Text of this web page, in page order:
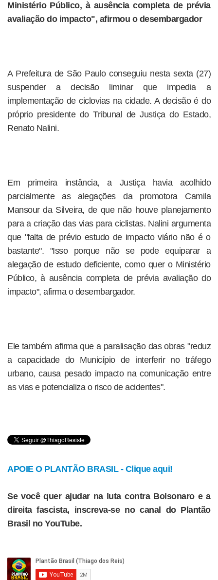
Ministério Público, à ausência completa de prévia
avaliação do impacto", afirmou o desembargador
A Prefeitura de São Paulo conseguiu nesta sexta (27)
suspender a decisão liminar que impedia a
implementação de ciclovias na cidade. A decisão é do
próprio presidente do Tribunal de Justiça do Estado,
Renato Nalini.
Em primeira instância, a Justiça havia acolhido
parcialmente as alegações da promotora Camila
Mansour da Silveira, de que não houve planejamento
para a criação das vias para ciclistas. Nalini argumenta
que "falta de prévio estudo de impacto viário não é o
bastante". "Isso porque não se pode equiparar a
alegação de estudo deficiente, como quer o Ministério
Público, à ausência completa de prévia avaliação do
impacto", afirma o desembargador.
Ele também afirma que a paralisação das obras "reduz
a capacidade do Município de interferir no tráfego
urbano, causa pesado impacto na comunicação entre
as vias e potencializa o risco de acidentes".
APOIE O PLANTÃO BRASIL - Clique aqui!
Se você quer ajudar na luta contra Bolsonaro e a
direita fascista, inscreva-se no canal do Plantão
Brasil no YouTube.